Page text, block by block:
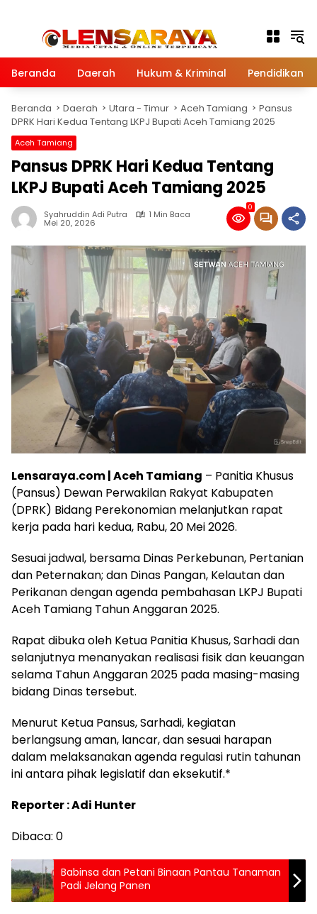
Beranda Daerah Hukum & Kriminal Pendidikan
Beranda Daerah Utara - Timur Aceh Tamiang
Pansus
DPRK Hari Kedua Tentang LKPJ Bupati Aceh Tamiang 2025
Aceh Tamiang
Pansus DPRK Hari Kedua Tentang
LKPJ Bupati Aceh Tamiang 2025
Syahruddin Adi Putra 1 Min Baca
Mei 20, 2026
0
Lensaraya.com | Aceh Tamiang – Panitia Khusus
(Pansus) Dewan Perwakilan Rakyat Kabupaten
(DPRK) Bidang Perekonomian melanjutkan rapat
kerja pada hari kedua, Rabu, 20 Mei 2026.
Sesuai jadwal, bersama Dinas Perkebunan, Pertanian
dan Peternakan; dan Dinas Pangan, Kelautan dan
Perikanan dengan agenda pembahasan LKPJ Bupati
Aceh Tamiang Tahun Anggaran 2025.
Rapat dibuka oleh Ketua Panitia Khusus, Sarhadi dan
selanjutnya menanyakan realisasi fisik dan keuangan
selama Tahun Anggaran 2025 pada masing-masing
bidang Dinas tersebut.
Menurut Ketua Pansus, Sarhadi, kegiatan
berlangsung aman, lancar, dan sesuai harapan
dalam melaksanakan agenda regulasi rutin tahunan
ini antara pihak legislatif dan eksekutif.*
Reporter : Adi Hunter
Dibaca: 0
Babinsa dan Petani Binaan Pantau Tanaman
Padi Jelang Panen